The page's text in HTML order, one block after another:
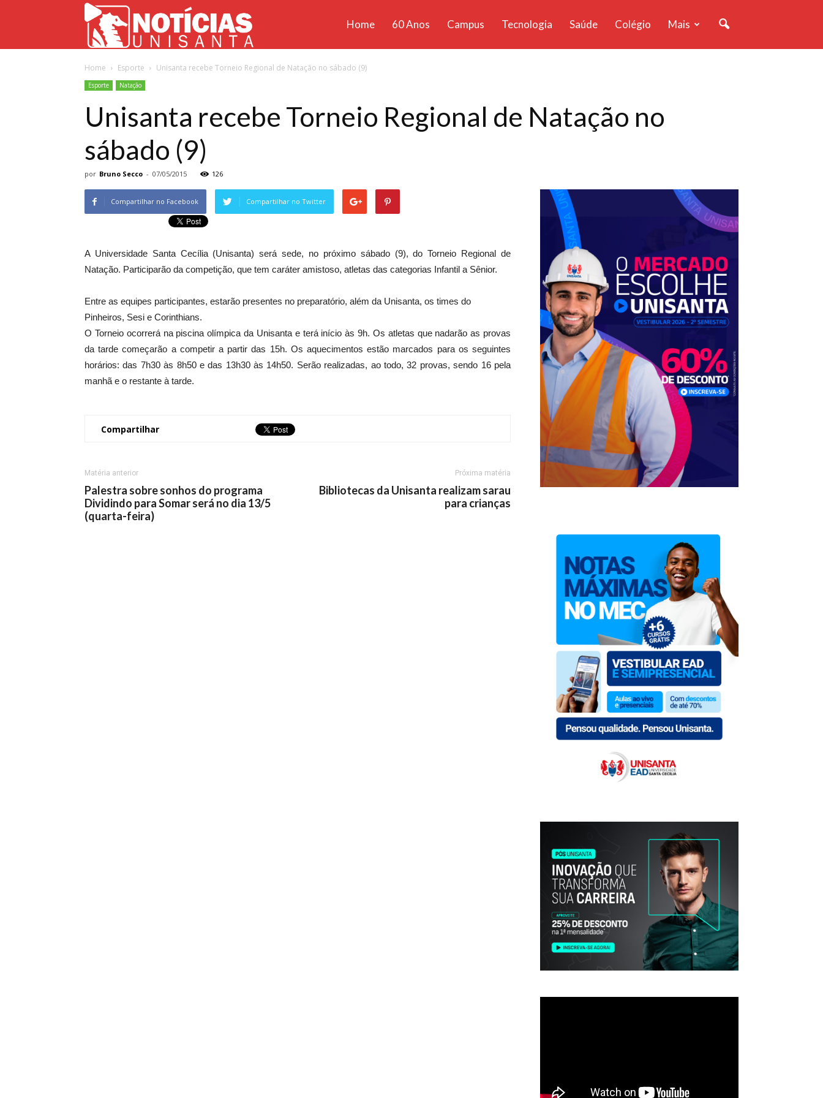
Unisanta
Home 60 Anos Campus Tecnologia Saúde Colégio Mais
Home Esporte Unisanta recebe Torneio Regional de Natação no sábado (9)
Esporte Natação
Unisanta recebe Torneio Regional de Natação no
sábado (9)
por Bruno Secco - 07/05/2015 126
Compartilhar no Facebook Compartilhar no Twitter
A Universidade Santa Cecília (Unisanta) será sede, no próximo sábado (9), do Torneio Regional de
Natação. Participarão da competição, que tem caráter amistoso, atletas das categorias Infantil a Sênior.
Entre as equipes participantes, estarão presentes no preparatório, além da Unisanta, os times do
Pinheiros, Sesi e Corinthians.
O Torneio ocorrerá na piscina olímpica da Unisanta e terá início às 9h. Os atletas que nadarão as provas
da tarde começarão a competir a partir das 15h. Os aquecimentos estão marcados para os seguintes
horários: das 7h30 às 8h50 e das 13h30 às 14h50. Serão realizadas, ao todo, 32 provas, sendo 16 pela
manhã e o restante à tarde.
Compartilhar
Matéria anterior
Palestra sobre sonhos do programa
Dividindo para Somar será no dia 13/5
(quarta-feira)
Próxima matéria
Bibliotecas da Unisanta realizam sarau
para crianças